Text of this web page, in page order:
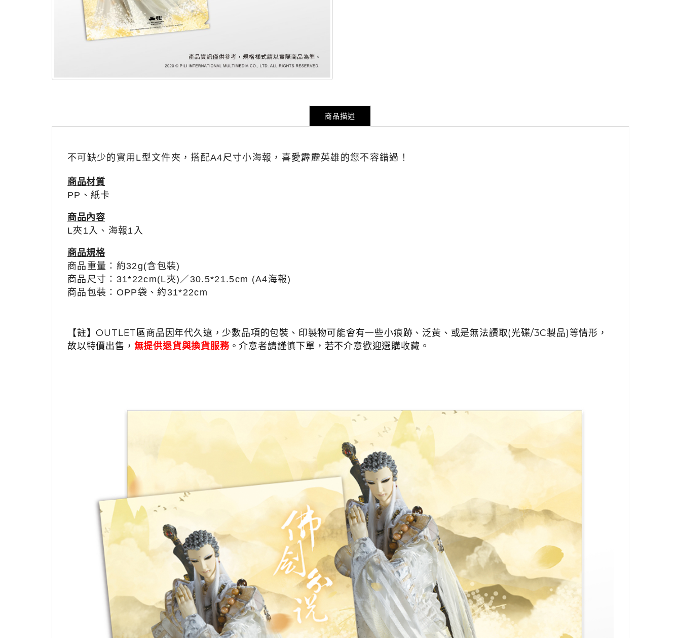
商品描述
不可缺少的實用L型文件夾，搭配A4尺寸小海報，喜愛霹靂英雄的您不容錯過！
商品材質
PP、紙卡
商品內容
L夾 1入 、海報1入
商品規格
商品重量：約32g(含包裝)
商品尺寸： 31*22cm(L夾)／ 30.5*21.5cm (A4海報)
商品包裝：OPP袋、 約31*22cm
【註】OUTLET區商品因年代久遠，少數品項的包裝、印製物可能會有一些小痕跡、泛黃、或是無法讀取(光碟/3C製品)等情形，
故以特價出售， 無提供退貨與換貨服務。介意者請謹慎下單，若不介意歡迎選購收藏。